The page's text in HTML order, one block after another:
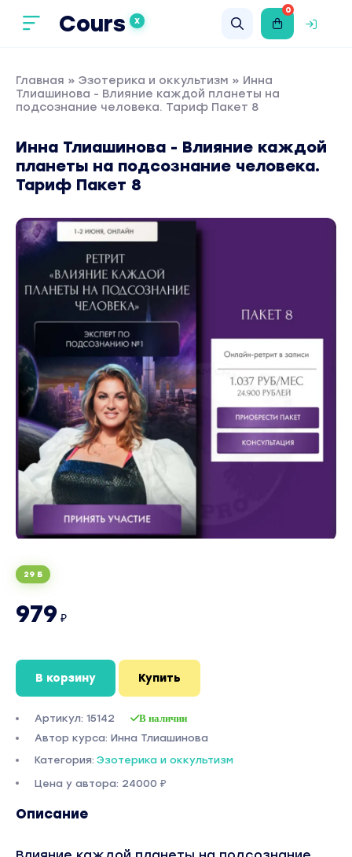
Cours X
0
Главная » Эзотерика и оккультизм » Инна
Тлиашинова - Влияние каждой планеты на
подсознание человека. Тариф Пакет 8
Инна Тлиашинова - Влияние каждой
планеты на подсознание человека.
Тариф Пакет 8
29 Б
979 ₽
В корзину Купить
Артикул: 15142 В наличии
Автор курса: Инна Тлиашинова
Категория: Эзотерика и оккультизм
Цена у автора: 24000 ₽
Описание